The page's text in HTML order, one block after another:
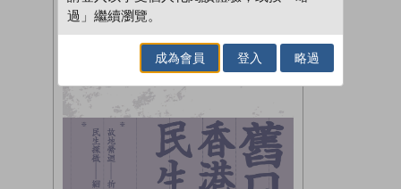
過」繼續瀏覽。
成為會員 登入 略過